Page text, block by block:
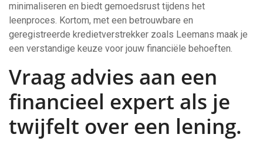
minimaliseren en biedt gemoedsrust tijdens het
leenproces. Kortom, met een betrouwbare en
geregistreerde kredietverstrekker zoals Leemans maak je
een verstandige keuze voor jouw financiële behoeften.
Vraag advies aan een
financieel expert als je
twijfelt over een lening.